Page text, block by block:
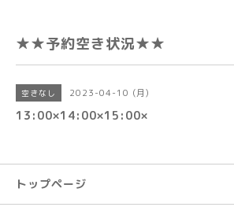
★★予約空き状況★★
空きなし 2023-04-10 (月)
13:00×14:00×15:00×
トップページ